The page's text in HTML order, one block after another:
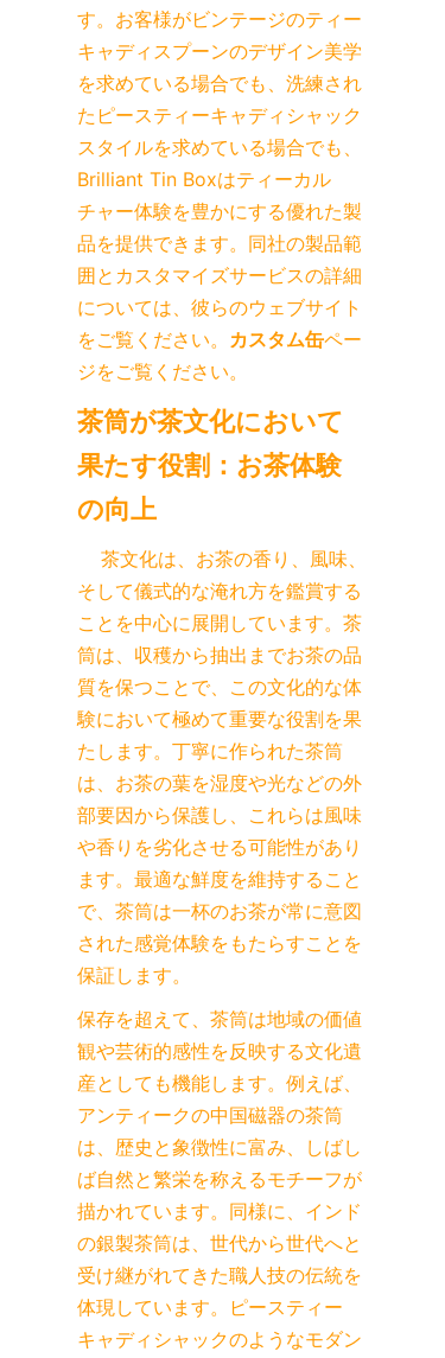
す。お客様がビンテージのティー
キャディスプーンのデザイン美学
を求めている場合でも、洗練され
たピースティーキャディシャック
スタイルを求めている場合でも、
Brilliant Tin Boxはティーカル
チャー体験を豊かにする優れた製
品を提供できます。同社の製品範
囲とカスタマイズサービスの詳細
については、彼らのウェブサイト
をご覧ください。 カスタム缶ペー
ジをご覧ください。
茶筒が茶文化において
果たす役割：お茶体験
そして儀式的な淹れ方を鑑賞する
ことを中心に展開しています。茶
筒は、収穫から抽出までお茶の品
質を保つことで、この文化的な体
験において極めて重要な役割を果
たします。丁寧に作られた茶筒
は、お茶の葉を湿度や光などの外
部要因から保護し、これらは風味
や香りを劣化させる可能性があり
ます。最適な鮮度を維持すること
で、茶筒は一杯のお茶が常に意図
された感覚体験をもたらすことを
保存を超えて、茶筒は地域の価値
観や芸術的感性を反映する文化遺
産としても機能します。例えば、
アンティークの中国磁器の茶筒
は、歴史と象徴性に富み、しばし
ば自然と繁栄を称えるモチーフが
描かれています。同様に、インド
の銀製茶筒は、世代から世代へと
受け継がれてきた職人技の伝統を
体現しています。ピースティー
キャディシャックのようなモダン